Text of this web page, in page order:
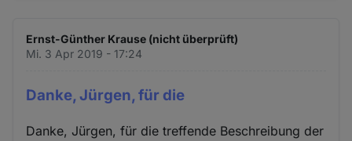
Ernst-Günther Krause (nicht überprüft)
Mi. 3 Apr 2019 - 17:24
Danke, Jürgen, für die
Danke, Jürgen, für die treffende Beschreibung der